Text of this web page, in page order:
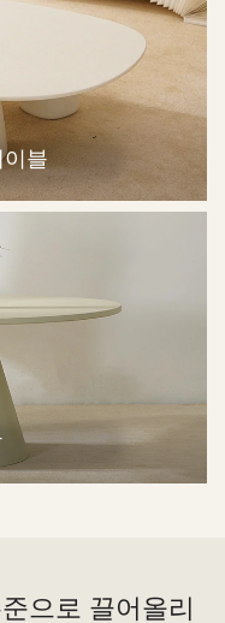
이블
으로 끌어올리